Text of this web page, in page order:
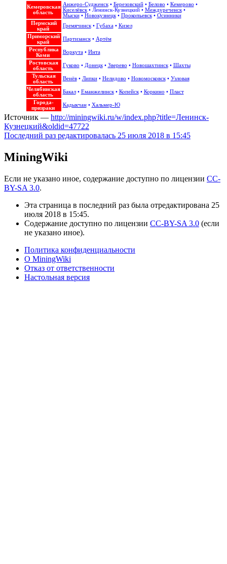
Кемеровская
область
Анжеро-Судженск• Березовский• Белово • Кемерово •
Киселёвск• Ленинск-Кузнецкий• Междуреченск•
Мыски• Новокузнецк• Прокопьевск• Осинники
Пермский
край
Гремячинск• Губаха• Кизел
Приморский
край
Партизанск• Артём
Республика
Коми
Воркута• Инта
Ростовская
область
Гуково • Донецк• Зверево • Новошахтинск• Шахты
Тульская
область
Венёв• Липки• Нелидово • Новомосковск• Узловая
Челябинская
область
Бакал• Еманжелинск• Копейск• Коркино • Пласт
Города-
призраки
Кадыкчан• Хальмер-Ю
Источник — http://miningwiki.ru/w/index.php?title=Ленинск-
Кузнецкий&oldid=47722
Последний раз редактировалась 25 июля 2018 в 15:45
MiningWiki
Если не указано иное, содержание доступно по лицензии CC-
BY-SA 3.0.
Эта страница в последний раз была отредактирована 25
июля 2018 в 15:45.
Содержание доступно по лицензии CC-BY-SA 3.0 (если
не указано иное).
Политика конфиденциальности
О MiningWiki
Отказ от ответственности
Настольная версия